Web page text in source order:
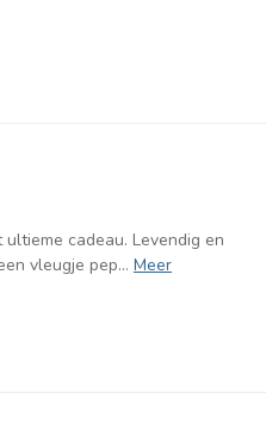
cadeau. Levendig en
vleugje pep... Meer